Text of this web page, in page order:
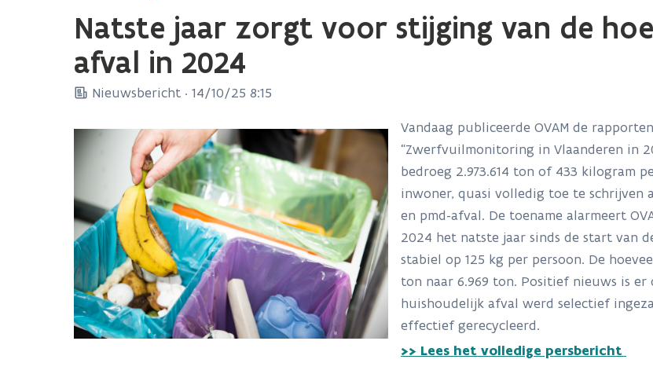
Natste jaar zorgt voor stijging van de
afval in 2024
Nieuwsbericht · 14/10/25 8:15
Vandaag publiceerde OVAM de
“Zwerfvuilmonitoring in Vlaanderen in
bedroeg 2.973.614 ton of 433 kilogram
inwoner, quasi volledig toe te schrijven
en pmd-afval. De toename alarmeert
2024 het natste jaar sinds de start van
stabiel op 125 kg per persoon. De
ton naar 6.969 ton. Positief nieuws is
huishoudelijk afval werd selectief
effectief gerecycleerd.
>> Lees het volledige persbericht